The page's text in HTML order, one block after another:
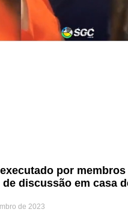
por
discussão em casa
de 2023